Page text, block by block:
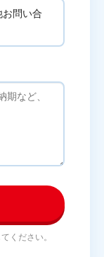
お問い合
ください。